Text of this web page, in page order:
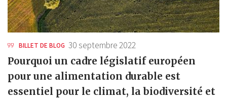
BILLET DE BLOG 30 septembre 2022
Pourquoi un cadre législatif européen
pour une alimentation durable est
essentiel pour le climat, la biodiversité et